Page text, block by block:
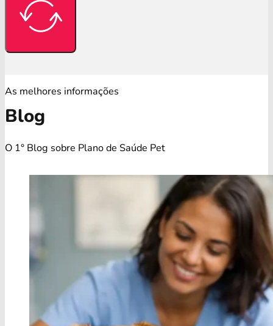
As melhores informações
Blog
O 1° Blog sobre Plano de Saúde Pet